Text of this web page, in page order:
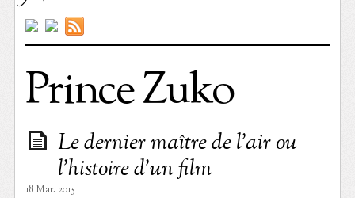
Prince Zuko
Le dernier maître de l’air ou
l’histoire d’un film
18 Mar. 2015